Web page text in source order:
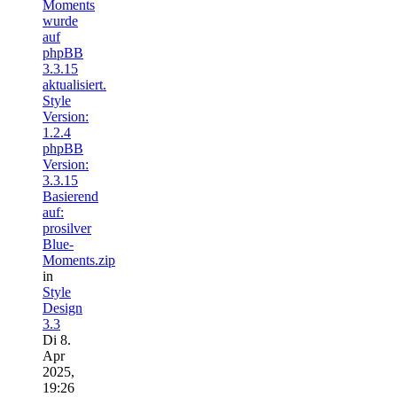
Moments
wurde
auf
phpBB
3.3.15
aktualisiert.
Style
Version:
1.2.4
phpBB
Version:
3.3.15
Basierend
auf:
prosilver
Blue-
Moments.zip
in
Style
Design
3.3
Di 8.
Apr
2025,
19:26